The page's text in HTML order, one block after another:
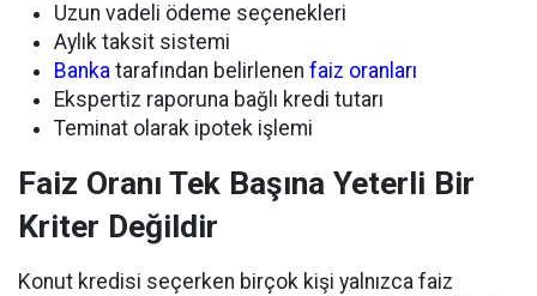
Uzun vadeli ödeme seçenekleri
Aylık taksit sistemi
Banka tarafından belirlenen faiz oranları
Ekspertiz raporuna bağlı kredi tutarı
Teminat olarak ipotek işlemi
Faiz Oranı Tek Başına Yeterli Bir
Kriter Değildir
Konut kredisi seçerken birçok kişi yalnızca faiz